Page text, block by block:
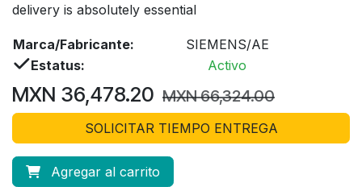
delivery is absolutely essential
Marca/Fabricante:
SIEMENS/AE
Estatus:
Activo
MXN 36,478.20 MXN66,324.00
SOLICITAR TIEMPO ENTREGA
Agregar al carrito